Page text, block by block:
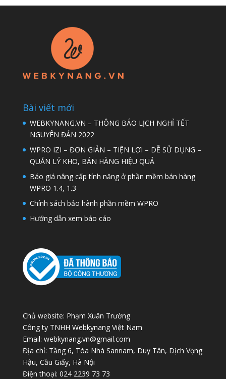
Bài viết mới
WEBKYNANG.VN – THÔNG BÁO LỊCH NGHỈ TẾT
NGUYÊN ĐÁN 2022
WPRO IZI – ĐƠN GIẢN – TIỆN LỢI – DỄ SỬ DỤNG –
QUẢN LÝ KHO, BÁN HÀNG HIỆU QUẢ
Báo giá nâng cấp tính năng ở phần mềm bán hàng
WPRO 1.4, 1.3
Chính sách bảo hành phần mềm WPRO
Hướng dẫn xem báo cáo
Chủ website: Phạm Xuân Trường
Công ty TNHH Webkynang Việt Nam
Email: webkynang.vn@gmail.com
Địa chỉ: Tầng 6, Tòa Nhà Sannam, Duy Tân, Dịch Vọng
Hậu, Cầu Giấy, Hà Nội
Điện thoại: 024 2239 73 73